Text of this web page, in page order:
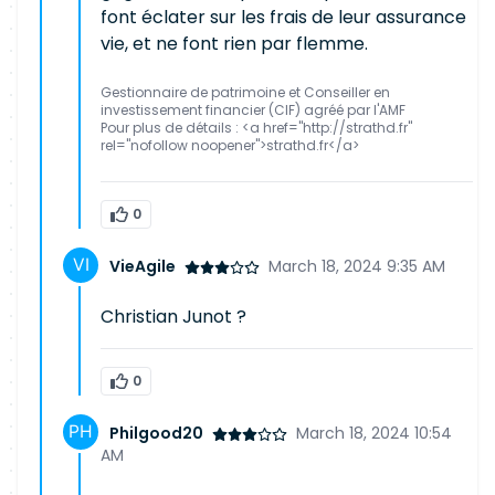
font éclater sur les frais de leur assurance
vie, et ne font rien par flemme.
Gestionnaire de patrimoine et Conseiller en
investissement financier (CIF) agréé par l'AMF
Pour plus de détails : <a href="http://strathd.fr"
rel="nofollow noopener">strathd.fr</a>
0
VieAgile March 18, 2024 9:35 AM
Christian Junot ?
0
Philgood20
March 18, 2024 10:54
AM